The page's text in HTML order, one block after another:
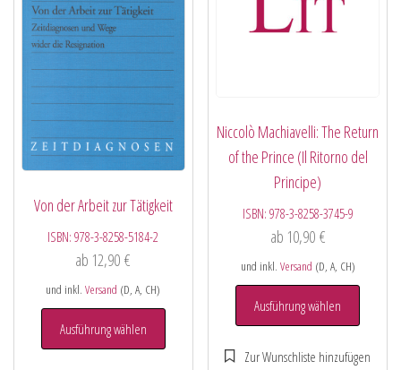
Von der Arbeit zur Tätigkeit
ISBN:978-3-8258-5184-2
ab 12,90€
und inkl.Versand (D, A, CH)
Ausführung wählen
Niccolò Machiavelli: The Return
of the Prince (Il Ritorno del
Principe)
ISBN: 978-3-8258-3745-9
ab 10,90 €
und inkl. Versand (D, A, CH)
Ausführung wählen